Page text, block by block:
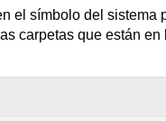
el símbolo del sistema
carpetas que están en